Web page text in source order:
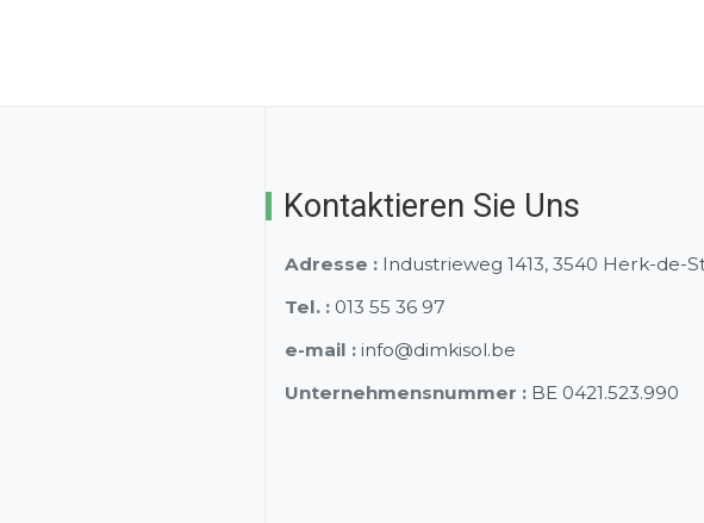
Kontaktieren Sie Uns
Adresse : Industrieweg 1413, 3540 Herk-de-
Tel. : 013 55 36 97
e-mail : info@dimkisol.be
Unternehmensnummer : BE 0421.523.990